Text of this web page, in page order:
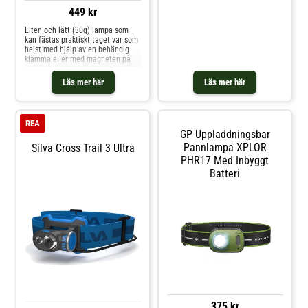
knapptryckning449 kr
Läs mer här
Liten och lätt (30g) lampa som
kan fästas praktiskt taget var som
helst med hjälp av en behändig
klämma eller med magneten på
vardagssysslor såväl som i
arbetet, deklarerat ljusflöde 300
lm, räckvidd 70 m. Kapslingsklass
Läs mer här
Silva Cross Trail 3 Ultra
REA
GP Uppladdningsbar
Pannlampa XPLOR
PHR17 Med Inbyggt
Batteri